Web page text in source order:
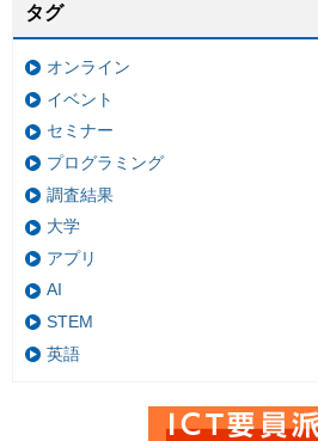
タグ
オンライン
イベント
セミナー
プログラミング
調査結果
大学
アプリ
AI
STEM
英語